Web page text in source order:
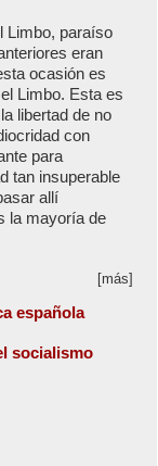
Limbo, paraíso
eran
ocasión es
Limbo. Esta es
libertad de no
con
para
tan insuperable
allí
la mayoría de
[más]
española
socialismo